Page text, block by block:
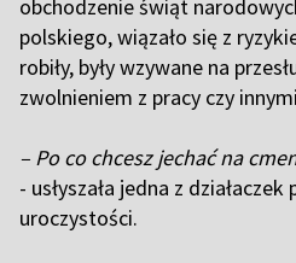
obchodzenie świąt
polskiego, wiązało się z
robiły, były wzywane na
zwolnieniem z pracy czy
– Po co chcesz jechać na
- usłyszała jedna z
uroczystości.